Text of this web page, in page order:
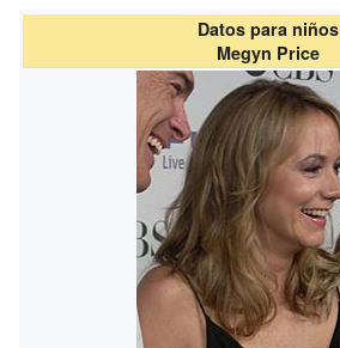
Datos para niños
Megyn Price